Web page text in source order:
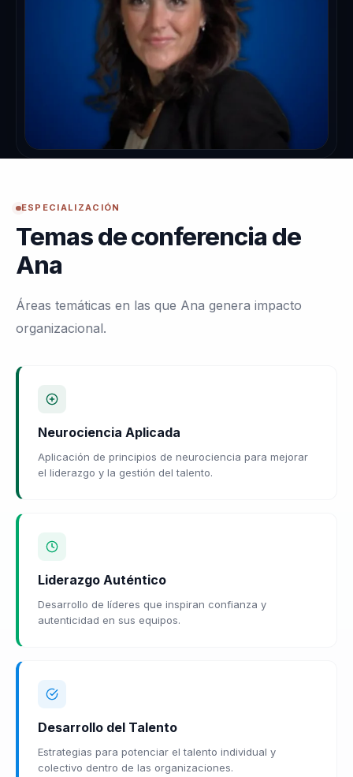
ESPECIALIZACIÓN
Temas de conferencia de
Ana
Áreas temáticas en las que Ana genera impacto
organizacional.
Neurociencia Aplicada
Aplicación de principios de neurociencia para mejorar
el liderazgo y la gestión del talento.
Liderazgo Auténtico
Desarrollo de líderes que inspiran confianza y
autenticidad en sus equipos.
Desarrollo del Talento
Estrategias para potenciar el talento individual y
colectivo dentro de las organizaciones.